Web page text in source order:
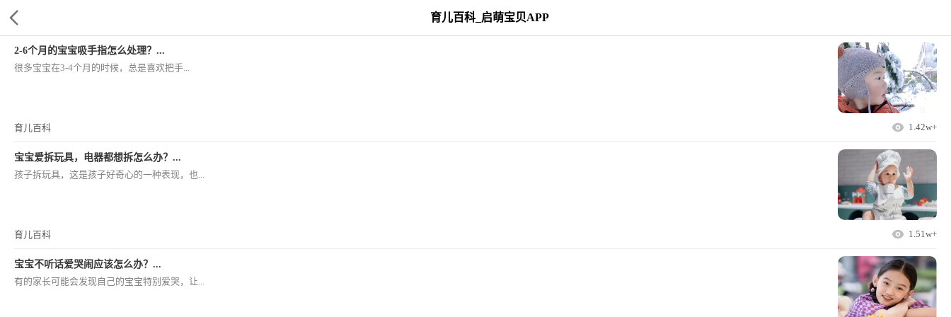
育儿百科_启萌宝贝APP
2-6个月的宝宝吸手指怎么处理？...
很多宝宝在3-4个月的时候，总是喜欢把手...
育儿百科 1.42w+
宝宝爱拆玩具，电器都想拆怎么办？...
孩子拆玩具，这是孩子好奇心的一种表现，也...
育儿百科 1.51w+
宝宝不听话爱哭闹应该怎么办？...
有的家长可能会发现自己的宝宝特别爱哭，让...